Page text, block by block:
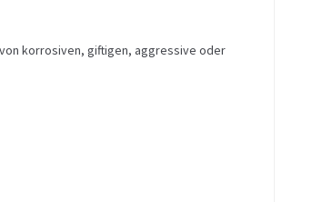
korrosiven, giftigen, aggressive oder